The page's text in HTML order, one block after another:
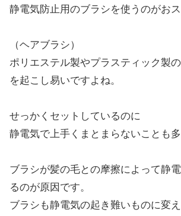
静電気防止用のブラシを使うのがおス
（ヘアブラシ）
ポリエステル製やプラスティック製
を起こし易いですよね。
せっかくセットしているのに
静電気で上手くまとまらないことも多
ブラシが髪の毛との摩擦によって静
るのが原因です。
ブラシも静電気の起き難いものに変